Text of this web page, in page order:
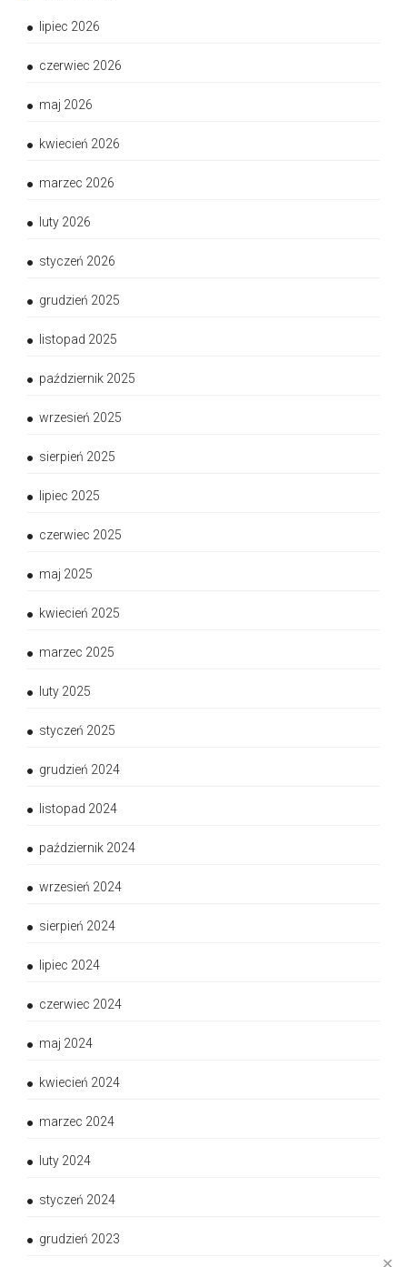
lipiec 2026
czerwiec 2026
maj 2026
kwiecień 2026
marzec 2026
luty 2026
styczeń 2026
grudzień 2025
listopad 2025
październik 2025
wrzesień 2025
sierpień 2025
lipiec 2025
czerwiec 2025
maj 2025
kwiecień 2025
marzec 2025
luty 2025
styczeń 2025
grudzień 2024
listopad 2024
październik 2024
wrzesień 2024
sierpień 2024
lipiec 2024
czerwiec 2024
maj 2024
kwiecień 2024
marzec 2024
luty 2024
styczeń 2024
grudzień 2023